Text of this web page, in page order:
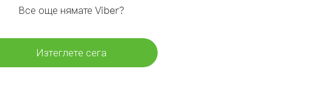
Все още нямате Viber?
Изтеглете сега